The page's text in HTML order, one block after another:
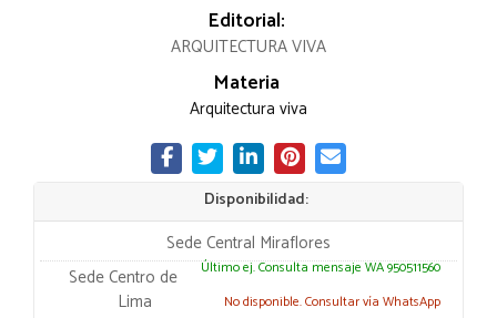
Editorial:
ARQUITECTURA VIVA
Materia
Arquitectura viva
Disponibilidad:
Sede Central Miraflores
Último ej. Consulta mensaje WA 950511560
Sede Centro de
Lima
No disponible. Consultar vía WhatsApp